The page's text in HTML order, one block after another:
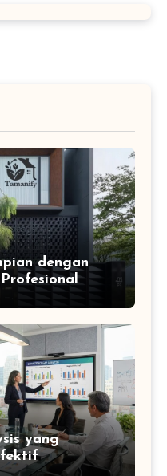
dengan
yang